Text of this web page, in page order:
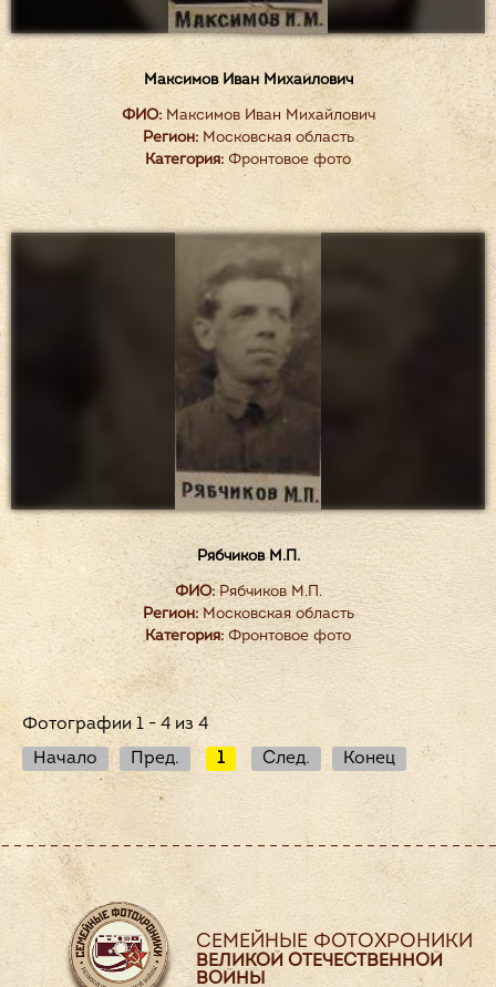
Максимов Иван Михайлович
ФИО:Максимов Иван Михайлович
Регион:Московская область
Категория: Фронтовое фото
Рябчиков М.П.
ФИО:Рябчиков М.П.
Регион:Московская область
Категория:Фронтовое фото
Фотографии 1 - 4 из 4
Начало
Пред. 1 След. Конец
СЕМЕЙНЫЕ ФОТОХРОНИКИ
ВЕЛИКОЙ ОТЕЧЕСТВЕННОЙ
ВОЙНЫ